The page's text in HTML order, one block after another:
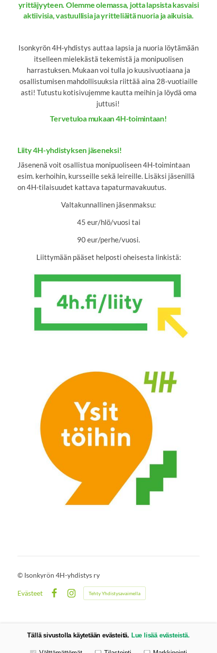
yrittäjyyteen. Olemme olemassa, jotta lapsista kasvaisi
aktiivisia, vastuullisia ja yritteliäitä nuoria ja aikuisia.
Isonkyrön 4H-yhdistys auttaa lapsia ja nuoria löytämään
itselleen mielekästä tekemistä ja monipuolisen
harrastuksen. Mukaan voi tulla jo kuusivuotiaana ja
osallistumisen mahdollisuuksia riittää aina 28-vuotiaille
asti! Tutustu kotisivujemme kautta meihin ja löydä oma
juttusi!
Tervetuloa mukaan 4H-toimintaan!
Liity 4H-yhdistyksen jäseneksi!
Jäsenenä voit osallistua monipuoliseen 4H-toimintaan
esim. kerhoihin, kursseille sekä leireille. Lisäksi jäsenillä
on 4H-tilaisuudet kattava tapaturmavakuutus.
Valtakunnallinen jäsenmaksu:
45 eur/hlö/vuosi tai
90 eur/perhe/vuosi.
Liittymään pääset helposti oheisesta linkistä:
© Isonkyrön 4H-yhdistys ry
Evästeet
Instagram
Tehty Yhdistysavaimella
Tällä sivustolla käytetään evästeitä. Lue lisää evästeistä.
Valitse käytettävät evästeet